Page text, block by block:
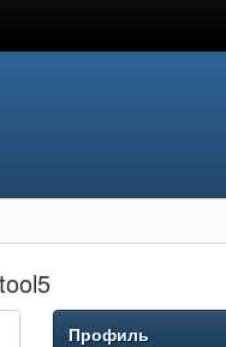
Профиль